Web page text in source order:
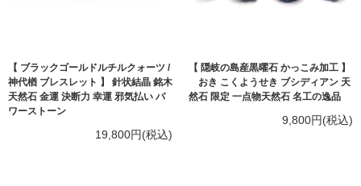
【 ブラックゴールドルチルクォーツ /
神代楢 ブレスレット 】 針状結晶 銘木
天然石 金運 決断力 幸運 邪気払い パ
ワーストーン
19,800円(税込)
【 隠岐の島産黒曜石 かっこみ加工 】
おき こくようせき ブシディアン 天
然石 限定 一点物天然石 名工の逸品
9,800円(税込)